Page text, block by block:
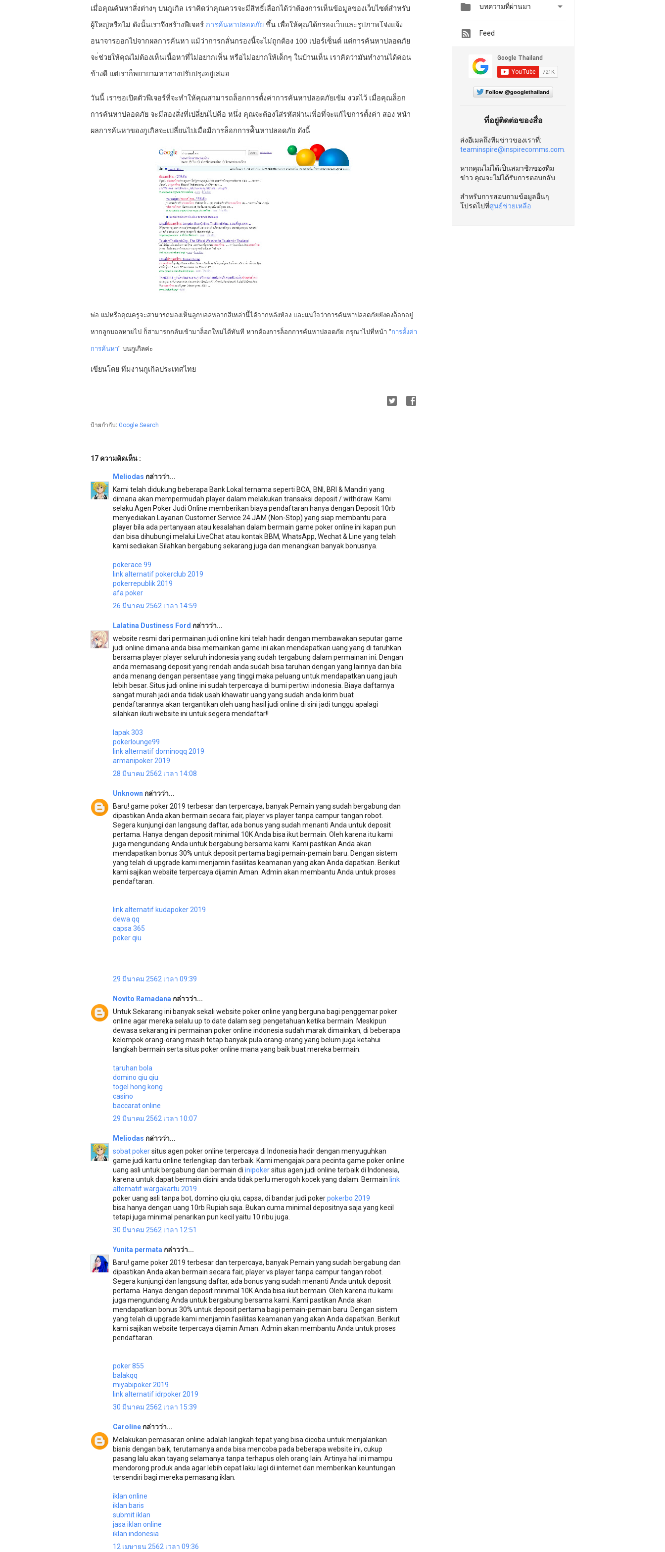
เมื่อคุณค้นหาสิ่งต่างๆ บนกูเกิล เราคิดว่าคุณควรจะมีสิทธิ์เลือกได้ว่าต้องการเห็นข้อมูลของเว็บไซต์สำหรับ
ผู้ใหญ่หรือไม่ ดังนั้นเราจึงสร้างฟีเจอร์ การค้นหาปลอดภัย ขึ้น เพื่อให้คุณได้กรองเว็บและรูปภาพโจ่งแจ้ง
อนาจารออกไปจากผลการค้นหา แม้ว่าการกลั่นกรองนี้จะไม่ถูกต้อง 100 เปอร์เซ็นต์ แต่การค้นหาปลอดภัย
จะ่ช่วยให้คุณไม่ต้องเห็นเนื้อหาที่ไม่อยากเห็น หรือไม่อยากให้เด็กๆ ในบ้านเห็น เราคิดว่ามันทำงานได้ค่อน
ข้างดี แต่เราก็พยายามหาทางปรับปรุงอยู่เสมอ
วันนี้ เราขอเปิดตัวฟีเจอร์ที่จะทำให้คุณสามารถล็อกการตั้งค่าการค้นหาปลอดภัยเข้ม งวดไว้ เมื่อคุณล็อก
การค้นหาปลอดภัย จะมีสองสิ่งที่เปลี่ยนไปคือ หนึ่ง คุณจะต้องใส่รหัสผ่านเพื่อที่จะแก้ไขการตั้งค่า สอง หน้า
ผลการค้นหาของกูเกิลจะเปลี่ยนไปเมื่อมีการล็อกการค้ินหาปลอดภัย ดังนี้
พ่อ แม่หรือคุณครูจะสามารถมองเห็นลูกบอลหลากสีเหล่านี้ได้จากหลังห้อง และแน่ใจว่าการค้นหาปลอดภัยยังคงล็อกอยู่
หากลูกบอลหายไป ก็สามารถกลับเข้ามาล็อกใหม่ได้ทันที หากต้องการล็อกการค้นหาปลอดภัย กรุณาไปที่หน้า "การตั้งค่า
การค้นหา" บนกูเกิลค่ะ
เขียนโดย ทีมงานกูเกิลประเทศไทย
ป้ายกำกับ: Google Search
17 ความคิดเห็น :
Meliodas กล่าวว่า...
Kami telah didukung beberapa Bank Lokal ternama seperti BCA, BNI, BRI & Mandiri yang
dimana akan mempermudah player dalam melakukan transaksi deposit / withdraw. Kami
selaku Agen Poker Judi Online memberikan biaya pendaftaran hanya dengan Deposit 10rb
menyediakan Layanan Customer Service 24 JAM (Non-Stop) yang siap membantu para
player bila ada pertanyaan atau kesalahan dalam bermain game poker online ini kapan pun
dan bisa dihubungi melalui LiveChat atau kontak BBM, WhatsApp, Wechat & Line yang telah
kami sediakan Silahkan bergabung sekarang juga dan menangkan banyak bonusnya.
pokerace 99
link alternatif pokerclub 2019
pokerrepublik 2019
afa poker
26 มีนาคม 2562 เวลา 14:59
Lalatina Dustiness Ford กล่าวว่า...
website resmi dari permainan judi online kini telah hadir dengan membawakan seputar game
judi online dimana anda bisa memainkan game ini akan mendapatkan uang yang di taruhkan
bersama player player seluruh indonesia yang sudah tergabung dalam permainan ini. Dengan
anda memasang deposit yang rendah anda sudah bisa taruhan dengan yang lainnya dan bila
anda menang dengan persentase yang tinggi maka peluang untuk mendapatkan uang jauh
lebih besar. Situs judi online ini sudah terpercaya di bumi pertiwi indonesia. Biaya daftarnya
sangat murah jadi anda tidak usah khawatir uang yang sudah anda kirim buat
pendaftarannya akan tergantikan oleh uang hasil judi online di sini jadi tunggu apalagi
silahkan ikuti website ini untuk segera mendaftar!!
lapak 303
pokerlounge99
link alternatif dominoqq 2019
armanipoker 2019
28 มีนาคม 2562 เวลา 14:08
Unknown กล่าวว่า...
Baru! game poker 2019 terbesar dan terpercaya, banyak Pemain yang sudah bergabung dan
dipastikan Anda akan bermain secara fair, player vs player tanpa campur tangan robot.
Segera kunjungi dan langsung daftar, ada bonus yang sudah menanti Anda untuk deposit
pertama. Hanya dengan deposit minimal 10K Anda bisa ikut bermain. Oleh karena itu kami
juga mengundang Anda untuk bergabung bersama kami. Kami pastikan Anda akan
mendapatkan bonus 30% untuk deposit pertama bagi pemain-pemain baru. Dengan sistem
yang telah di upgrade kami menjamin fasilitas keamanan yang akan Anda dapatkan. Berikut
kami sajikan website terpercaya dijamin Aman. Admin akan membantu Anda untuk proses
pendaftaran.
link alternatif kudapoker 2019
dewa qq
capsa 365
poker qiu
29 มีนาคม 2562 เวลา 09:39
Novito Ramadana กล่าวว่า...
Untuk Sekarang ini banyak sekali website poker online yang berguna bagi penggemar poker
online agar mereka selalu up to date dalam segi pengetahuan ketika bermain. Meskipun
dewasa sekarang ini permainan poker online indonesia sudah marak dimainkan, di beberapa
kelompok orang-orang masih tetap banyak pula orang-orang yang belum juga ketahui
langkah bermain serta situs poker online mana yang baik buat mereka bermain.
taruhan bola
domino qiu qiu
togel hong kong
casino
baccarat online
29 มีนาคม 2562 เวลา 10:07
Meliodas กล่าวว่า...
sobat pokersitus agen poker online terpercaya di Indonesia hadir dengan menyuguhkan
game judi kartu online terlengkap dan terbaik. Kami mengajak para pecinta game poker online
uang asli untuk bergabung dan bermain di inipokersitus agen judi online terbaik di Indonesia,
karena untuk dapat bermain disini anda tidak perlu merogoh kocek yang dalam. Bermain link
alternatif wargakartu 2019
poker uang asli tanpa bot, domino qiu qiu, capsa, di bandar judi pokerpokerbo 2019
bisa hanya dengan uang 10rb Rupiah saja. Bukan cuma minimal depositnya saja yang kecil
tetapi juga minimal penarikan pun kecil yaitu 10 ribu juga.
30 มีนาคม 2562 เวลา 12:51
Yunita permata กล่าวว่า...
Baru! game poker 2019 terbesar dan terpercaya, banyak Pemain yang sudah bergabung dan
dipastikan Anda akan bermain secara fair, player vs player tanpa campur tangan robot.
Segera kunjungi dan langsung daftar, ada bonus yang sudah menanti Anda untuk deposit
pertama. Hanya dengan deposit minimal 10K Anda bisa ikut bermain. Oleh karena itu kami
juga mengundang Anda untuk bergabung bersama kami. Kami pastikan Anda akan
mendapatkan bonus 30% untuk deposit pertama bagi pemain-pemain baru. Dengan sistem
yang telah di upgrade kami menjamin fasilitas keamanan yang akan Anda dapatkan. Berikut
kami sajikan website terpercaya dijamin Aman. Admin akan membantu Anda untuk proses
pendaftaran.
poker 855
balakqq
miyabipoker 2019
link alternatif idrpoker 2019
30 มีนาคม 2562 เวลา 15:39
Caroline กล่าวว่า...
Melakukan pemasaran online adalah langkah tepat yang bisa dicoba untuk menjalankan
bisnis dengan baik, terutamanya anda bisa mencoba pada beberapa website ini, cukup
pasang lalu akan tayang selamanya tanpa terhapus oleh orang lain. Artinya hal ini mampu
mendorong produk anda agar lebih cepat laku lagi di internet dan memberikan keuntungan
tersendiri bagi mereka pemasang iklan.
iklan online
iklan baris
submit iklan
jasa iklan online
iklan indonesia
12 เมษายน 2562 เวลา 09:36
 บทความที่ผ่านมา 
Feed
Follow @googlethailand
ที่อยู่ติดต่อของสื่อ
ส่งอีเมลถึงทีมข่าวของเราที่:
teaminspire@inspirecomms.com.
หากคุณไม่ได้เป็นสมาชิกของทีม
ข่าว คุณจะไม่ได้รับการตอบกลับ
สำหรับการสอบถามข้อมูลอื่นๆ
โปรดไปที่ศูนย์ช่วยเหลือ